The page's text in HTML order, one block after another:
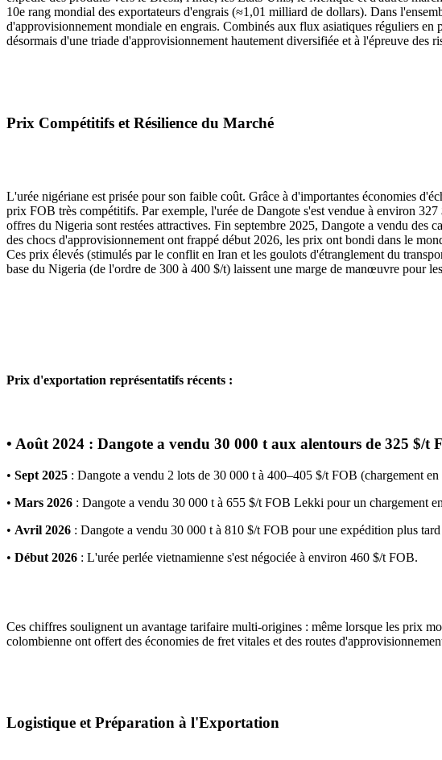
10e rang mondial des exportateurs d'engrais (≈1,01 milliard de dollars). Dans
d'approvisionnement mondiale en engrais. Combinés aux flux asiatiques réguliers
désormais d'une triade d'approvisionnement hautement diversifiée et à l'épreuve des
Prix Compétitifs et Résilience du Marché
L'urée nigériane est prisée pour son faible coût. Grâce à d'importantes économies
prix FOB très compétitifs. Par exemple, l'urée de Dangote s'est vendue à environ
offres du Nigeria sont restées attractives. Fin septembre 2025, Dangote a vendu des
des chocs d'approvisionnement ont frappé début 2026, les prix ont bondi dans le
Ces prix élevés (stimulés par le conflit en Iran et les goulots d'étranglement du
base du Nigeria (de l'ordre de 300 à 400 $/t) laissent une marge de manœuvre pour
Prix d'exportation représentatifs récents :
• Août 2024 : Dangote a vendu 30 000 t aux alentours de 325 $/t
• Sept 2025 : Dangote a vendu 2 lots de 30 000 t à 400–405 $/t FOB (chargement en
• Mars 2026 : Dangote a vendu 30 000 t à 655 $/t FOB Lekki pour un chargement
• Avril 2026 : Dangote a vendu 30 000 t à 810 $/t FOB pour une expédition plus
• Début 2026 : L'urée perlée vietnamienne s'est négociée à environ 460 $/t FOB.
Ces chiffres soulignent un avantage tarifaire multi-origines : même lorsque les prix
colombienne ont offert des économies de fret vitales et des routes
Logistique et Préparation à l'Exportation